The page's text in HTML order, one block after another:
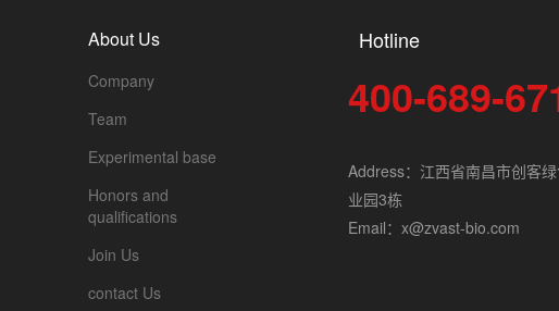
About Us
Company
Team
Experimental base
Honors and
qualifications
Join Us
contact Us
Hotline
400-689-
Address：江西省南昌市创客
业园3栋
Email：x@zvast-bio.com